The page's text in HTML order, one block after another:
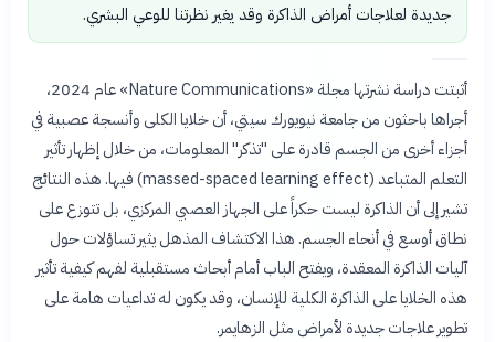
جديدة لعلاجات أمراض الذاكرة وقد يغير نظرتنا للوعي البشري.
أثبتت دراسة نشرتها مجلة «Nature Communications» عام 2024،
أجراها باحثون من جامعة نيويورك سيتي، أن خلايا الكلى وأنسجة عصبية في
أجزاء أخرى من الجسم قادرة على "تذكر" المعلومات، من خلال إظهار تأثير
التعلم المتباعد (massed-spaced learning effect) فيها. هذه النتائج
تشير إلى أن الذاكرة ليست حكراً على الجهاز العصبي المركزي، بل تتوزع على
نطاق أوسع في أنحاء الجسم. هذا الاكتشاف المذهل يثير تساؤلات حول
آليات الذاكرة المعقدة، ويفتح الباب أمام أبحاث مستقبلية لفهم كيفية تأثير
هذه الخلايا على الذاكرة الكلية للإنسان، وقد يكون له تداعيات هامة على
تطوير علاجات جديدة لأمراض مثل الزهايمر.